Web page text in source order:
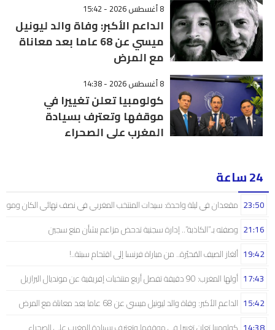
8 أغسطس 2026 - 15:42
الداعم الأكبر: وفاة والد ليونيل
ميسي عن 68 عاما بعد معاناة
مع المرض
8 أغسطس 2026 - 14:38
كولومبيا تعلن تغييرا في
موقفها وتعترف بسيادة
المغرب على الصحراء
24 ساعة
مقعدان في ليلة واحدة: سيدات المنتخب المغربي في نصف نهائي الكان 23:50
وصفته بـ”الكاذبة”.. إدارة سجنية تدحض مزاعم بشأن منع سجين 21:16
ألغاز الصيف المُحيّرة.. من مباراة فرنسا إلى اقتحام سبتة..! 19:42
أولها المغرب: 90 دقيقة تفصل أربع منتخبات إفريقية عن مونديال البرازيل 17:43
الداعم الأكبر: وفاة والد ليونيل ميسي عن 68 عاما بعد معاناة مع المرض 15:42